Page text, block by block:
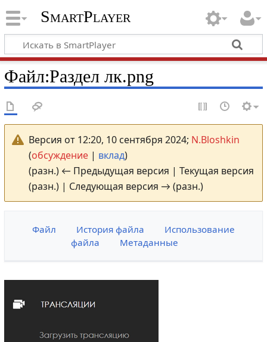
SmartPlayer
Файл:Раздел лк.png
Версия от 12:20, 10 сентября 2024; N.Bloshkin
(обсуждение| вклад)
(разн.) ← Предыдущая версия | Текущая версия
(разн.) | Следующая версия → (разн.)
Файл История файла
Использование
файла
Метаданные